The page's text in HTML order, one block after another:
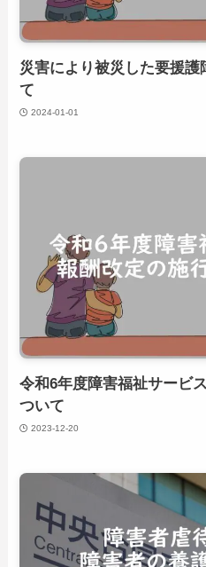
災害により被災した要援
て
2024-01-01
令和6年度障害福祉サービ
ついて
2023-12-20